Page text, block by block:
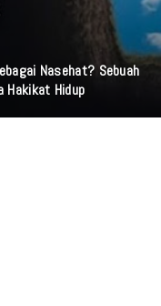
Pelaku Pencurian HP